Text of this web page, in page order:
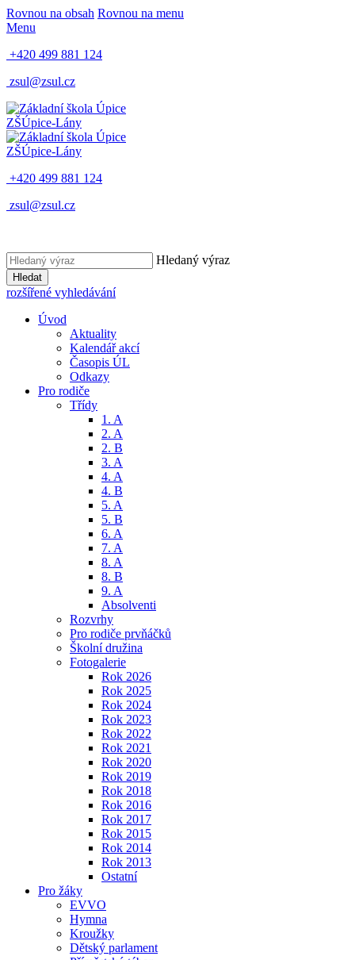
Rovnou na obsah Rovnou na menu
Menu
+420 499 881 124
zsul@zsul.cz
ZŠÚpice-Lány
ZŠÚpice-Lány
+420 499 881 124
zsul@zsul.cz
Hledaný výraz
Hledat
rozšířené vyhledávání
Úvod
Aktuality
Kalendář akcí
Časopis ÚL
Odkazy
Pro rodiče
Třídy
1. A
2. A
2. B
3. A
4. A
4. B
5. A
5. B
6. A
7. A
8. A
8. B
9. A
Absolventi
Rozvrhy
Pro rodiče prvňáčků
Školní družina
Fotogalerie
Rok 2026
Rok 2025
Rok 2024
Rok 2023
Rok 2022
Rok 2021
Rok 2020
Rok 2019
Rok 2018
Rok 2016
Rok 2017
Rok 2015
Rok 2014
Rok 2013
Ostatní
Pro žáky
EVVO
Hymna
Kroužky
Dětský parlament